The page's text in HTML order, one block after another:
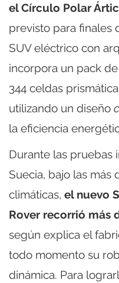
el Círculo Polar
previsto para finales
SUV eléctrico con
incorpora un pack
344 celdas
utilizando un diseño
la eficiencia
Durante las pruebas
Suecia, bajo las más
climáticas, el nuevo
Rover recorrió más
según explica el
todo momento su
dinámica. Para